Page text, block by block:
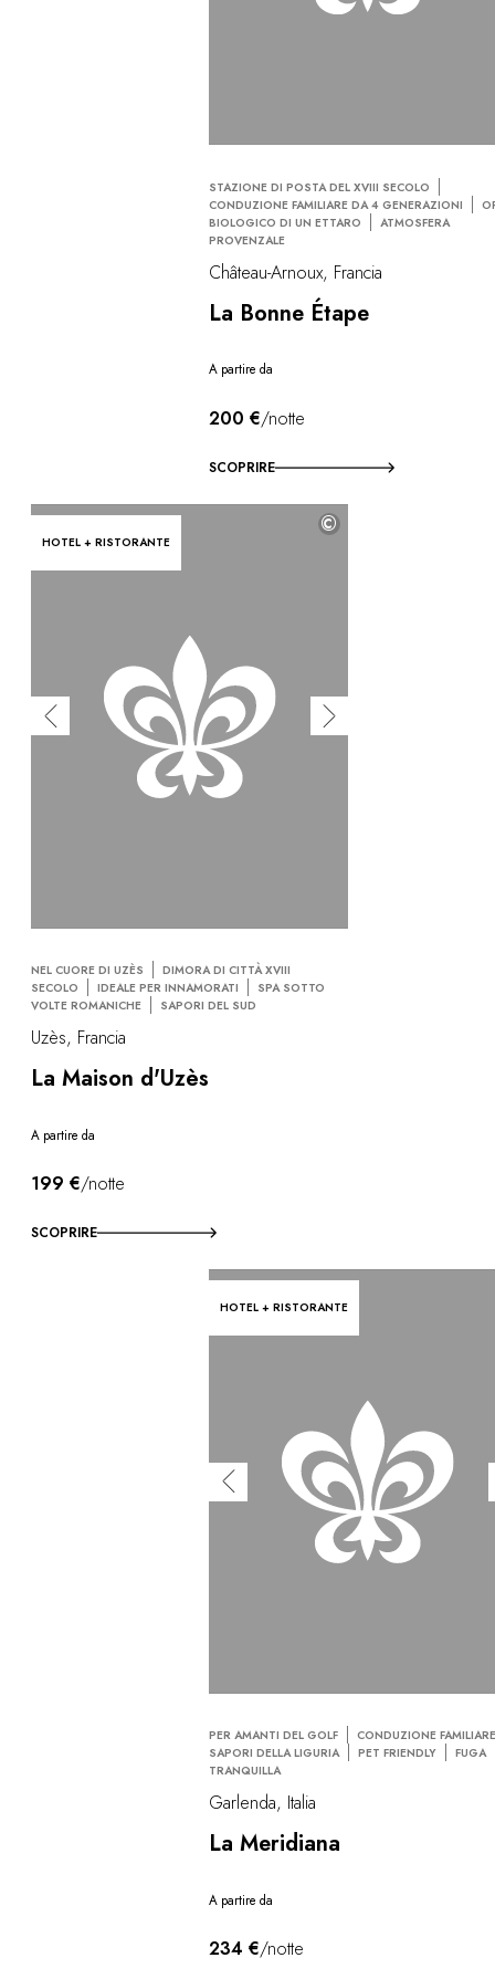
STAZIONE DI POSTA DEL XVIII SECOLO
CONDUZIONE FAMILIARE DA 4 GENERAZIONI
BIOLOGICO DI UN ETTARO
ATMOSFERA
PROVENZALE
Château-Arnoux, Francia
La Bonne Étape
A partire da
200 €/notte
SCOPRIRE
HOTEL + RISTORANTE
©
NEL CUORE DI UZÈS
DIMORA DI CITTÀ XVIII
SECOLO
IDEALE PER INNAMORATI
SPA SOTTO
VOLTE ROMANICHE
SAPORI DEL SUD
Uzès, Francia
La Maison d'Uzès
A partire da
199 €/notte
SCOPRIRE
HOTEL + RISTORANTE
PER AMANTI DEL GOLF
CONDUZIONE
SAPORI DELLA LIGURIA
PET FRIENDLY
FUGA
TRANQUILLA
Garlenda, Italia
La Meridiana
A partire da
234 €/notte